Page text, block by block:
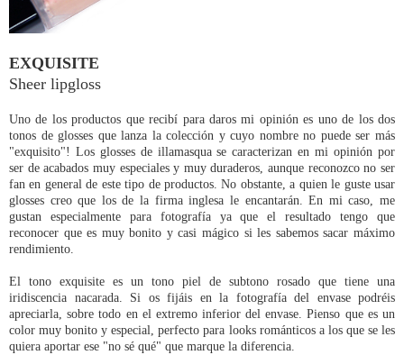
EXQUISITE
Sheer lipgloss
Uno de los productos que recibí para daros mi opinión es uno de los dos
tonos de glosses que lanza la colección y cuyo nombre no puede ser más
"exquisito"! Los glosses de illamasqua se caracterizan en mi opinión por
ser de acabados muy especiales y muy duraderos, aunque reconozco no ser
fan en general de este tipo de productos. No obstante, a quien le guste usar
glosses creo que los de la firma inglesa le encantarán. En mi caso, me
gustan especialmente para fotografía ya que el resultado tengo que
reconocer que es muy bonito y casi mágico si les sabemos sacar máximo
rendimiento.
El tono exquisite es un tono piel de subtono rosado que tiene una
iridiscencia nacarada. Si os fijáis en la fotografía del envase podréis
apreciarla, sobre todo en el extremo inferior del envase. Pienso que es un
color muy bonito y especial, perfecto para looks románticos a los que se les
quiera aportar ese "no sé qué" que marque la diferencia.